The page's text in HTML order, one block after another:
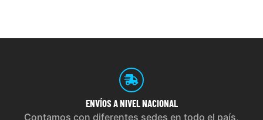
ENVÍOS A NIVEL NACIONAL
Contamos con diferentes sedes en todo el país,